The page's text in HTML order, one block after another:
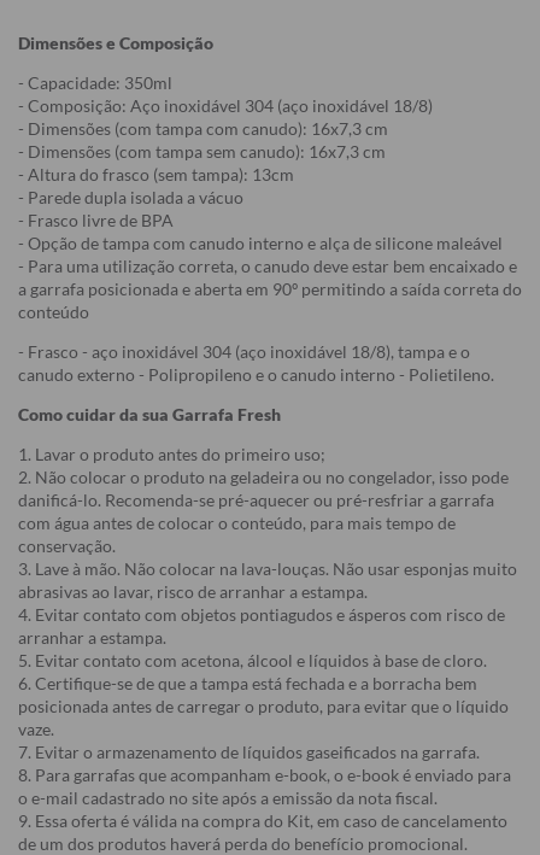
Dimensões e Composição
- Capacidade: 350ml
- Composição: Aço inoxidável 304 (aço inoxidável 18/8)
- Dimensões (com tampa com canudo): 16x7,3 cm
- Dimensões (com tampa sem canudo): 16x7,3 cm
- Altura do frasco (sem tampa): 13cm
- Parede dupla isolada a vácuo
- Frasco livre de BPA
- Opção de tampa com canudo interno e alça de silicone maleável
- Para uma utilização correta, o canudo deve estar bem encaixado e
a garrafa posicionada e aberta em 90º permitindo a saída correta do
conteúdo
- Frasco - aço inoxidável 304 (aço inoxidável 18/8), tampa e o
canudo externo - Polipropileno e o canudo interno - Polietileno.
Como cuidar da sua Garrafa Fresh
1. Lavar o produto antes do primeiro uso;
2. Não colocar o produto na geladeira ou no congelador, isso pode
danificá-lo. Recomenda-se pré-aquecer ou pré-resfriar a garrafa
com água antes de colocar o conteúdo, para mais tempo de
conservação.
3. Lave à mão. Não colocar na lava-louças. Não usar esponjas muito
abrasivas ao lavar, risco de arranhar a estampa.
4. Evitar contato com objetos pontiagudos e ásperos com risco de
arranhar a estampa.
5. Evitar contato com acetona, álcool e líquidos à base de cloro.
6. Certifique-se de que a tampa está fechada e a borracha bem
posicionada antes de carregar o produto, para evitar que o líquido
vaze.
7. Evitar o armazenamento de líquidos gaseificados na garrafa.
8. Para garrafas que acompanham e-book, o e-book é enviado para
o e-mail cadastrado no site após a emissão da nota fiscal.
9. Essa oferta é válida na compra do Kit, em caso de cancelamento
de um dos produtos haverá perda do benefício promocional.